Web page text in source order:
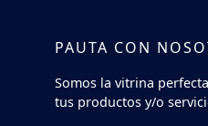
PAUTA CON
Somos la vitrina
tus productos y/o